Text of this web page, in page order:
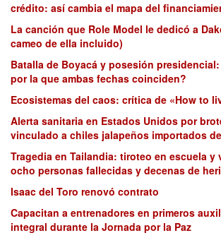
crédito: así cambia el mapa del
La canción que Role Model le dedicó a
cameo de ella incluido)
Batalla de Boyacá y posesión
por la que ambas fechas coinciden?
Ecosistemas del caos: crítica de «How to
Alerta sanitaria en Estados Unidos por
vinculado a chiles jalapeños importados
Tragedia en Tailandia: tiroteo en escuela y
ocho personas fallecidas y decenas de
Isaac del Toro renovó contrato
Capacitan a entrenadores en primeros
integral durante la Jornada por la Paz